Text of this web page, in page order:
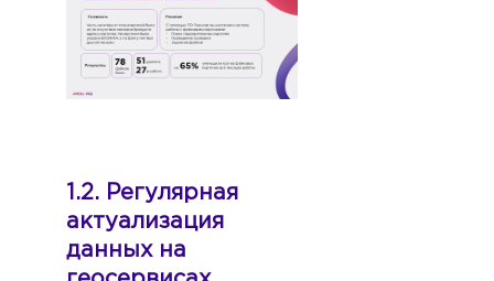
1.2. Регулярная
актуализация
данных на